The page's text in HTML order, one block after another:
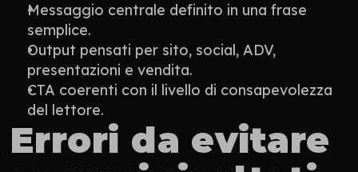
Messaggio centrale definito in una frase
semplice.
Output pensati per sito, social, ADV,
presentazioni e vendita.
CTA coerenti con il livello di consapevolezza
del lettore.
Errori da evitare